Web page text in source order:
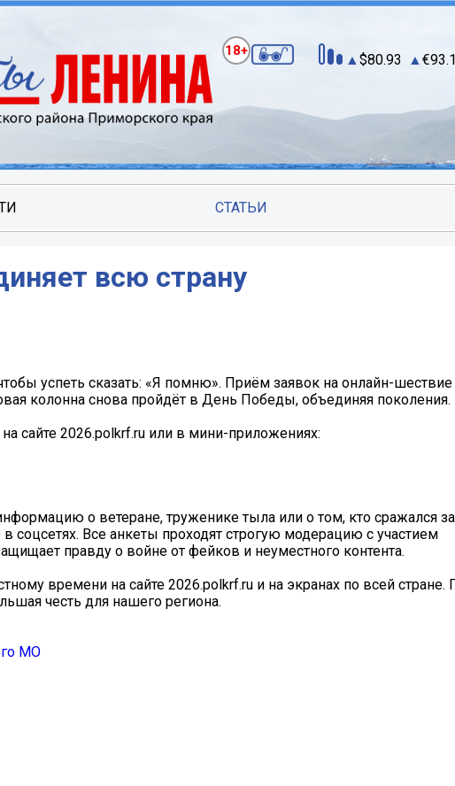
18+
80.93
СТАТЬИ
всю страну
успеть сказать: «Я помню». Приём заявок на онлайн-шествие
колонна снова пройдёт в День Победы, объединяя поколения.
сайте 2026.polkrf.ru или в мини-приложениях:
о ветеране, труженике тыла или о том, кто сражался
соцсетях. Все анкеты проходят строгую модерацию с участием
правду о войне от фейков и неуместного контента.
времени на сайте 2026.polkrf.ru и на экранах по всей
честь для нашего региона.
МО